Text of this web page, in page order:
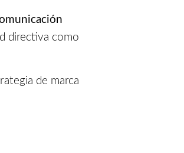
directiva como
de marca